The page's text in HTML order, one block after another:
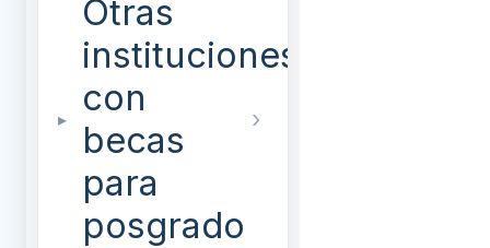
Otras
instituciones
con
becas
para
posgrado